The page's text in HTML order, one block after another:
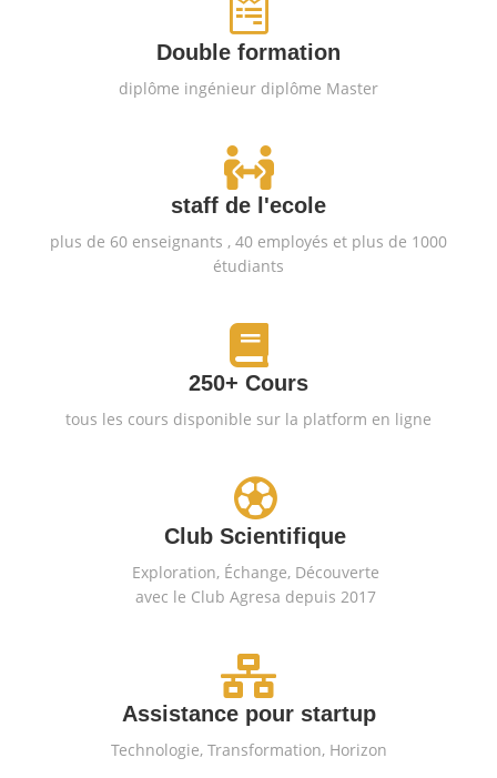
Double formation
diplôme ingénieur diplôme Master
staff de l'ecole
plus de 60 enseignants , 40 employés et plus de 1000
étudiants
250+ Cours
tous les cours disponible sur la platform en ligne
Club Scientifique
Exploration, Échange, Découverte
avec le Club Agresa depuis 2017
Assistance pour startup
Technologie, Transformation, Horizon